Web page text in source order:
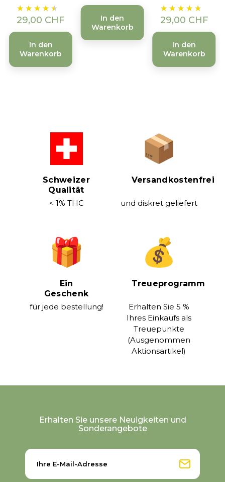
Preis
29,00 CHF
In den
Warenkorb
In den
Warenkorb
Preis
29,00 CHF
In den
Warenkorb
Schweizer
Qualität
< 1% THC
Versandkostenfrei
und diskret geliefert
Ein
Geschenk
für jede bestellung!
Treueprogramm
Erhalten Sie 5 %
Ihres Einkaufs als
Treuepunkte
(Ausgenommen
Aktionsartikel)
Erhalten Sie unsere Neuigkeiten und
Sonderangebote